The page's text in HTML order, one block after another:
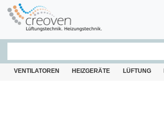
VENTILATOREN HEIZGERÄTE LÜFTUNG